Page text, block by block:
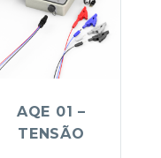
AQE 01 –
TENSÃO